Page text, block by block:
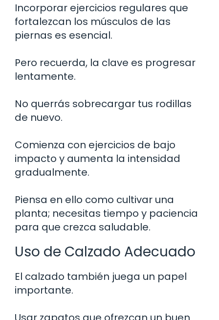
Incorporar ejercicios regulares que
fortalezcan los músculos de las
piernas es esencial.
Pero recuerda, la clave es progresar
lentamente.
No querrás sobrecargar tus rodillas
de nuevo.
Comienza con ejercicios de bajo
impacto y aumenta la intensidad
gradualmente.
Piensa en ello como cultivar una
planta; necesitas tiempo y paciencia
para que crezca saludable.
Uso de Calzado Adecuado
El calzado también juega un papel
importante.